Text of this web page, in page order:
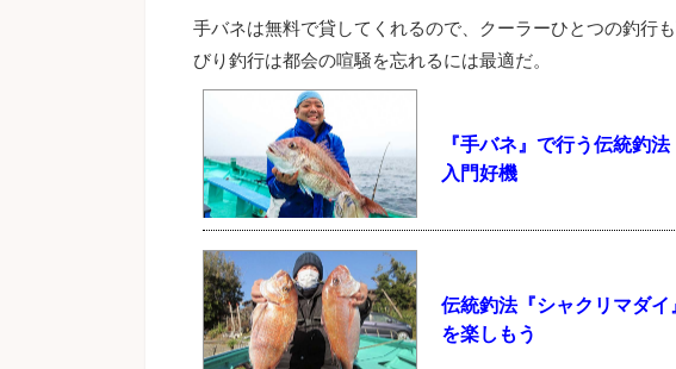
手バネは無料で貸してくれるので、クーラーひとつの釣行
びり釣行は都会の喧騒を忘れるには最適だ。
『手バネ』で行う伝統釣
入門好機
伝統釣法『シャクリマダ
を楽しもう